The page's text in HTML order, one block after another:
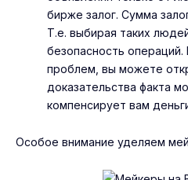
бирже залог. Сумма
Т.е. выбирая таких
безопасность операций.
проблем, вы можете
доказательства факта
компенсирует вам
Особое внимание уделяем